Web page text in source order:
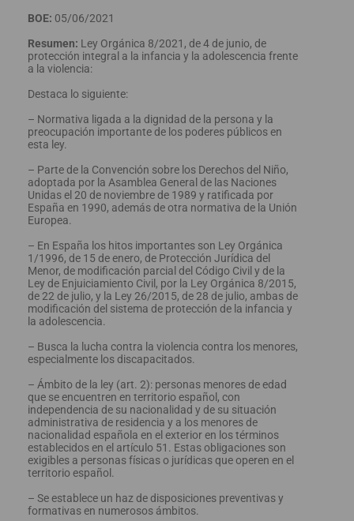
BOE: 05/06/2021
Resumen: Ley Orgánica 8/2021, de 4 de junio, de
protección integral a la infancia y la adolescencia frente
a la violencia:
Destaca lo siguiente:
– Normativa ligada a la dignidad de la persona y la
preocupación importante de los poderes públicos en
esta ley.
– Parte de la Convención sobre los Derechos del Niño,
adoptada por la Asamblea General de las Naciones
Unidas el 20 de noviembre de 1989 y ratificada por
España en 1990, además de otra normativa de la Unión
Europea.
– En España los hitos importantes son Ley Orgánica
1/1996, de 15 de enero, de Protección Jurídica del
Menor, de modificación parcial del Código Civil y de la
Ley de Enjuiciamiento Civil, por la Ley Orgánica 8/2015,
de 22 de julio, y la Ley 26/2015, de 28 de julio, ambas de
modificación del sistema de protección de la infancia y
la adolescencia.
– Busca la lucha contra la violencia contra los menores,
especialmente los discapacitados.
– Ámbito de la ley (art. 2): personas menores de edad
que se encuentren en territorio español, con
independencia de su nacionalidad y de su situación
administrativa de residencia y a los menores de
nacionalidad española en el exterior en los términos
establecidos en el artículo 51. Estas obligaciones son
exigibles a personas físicas o jurídicas que operen en el
territorio español.
– Se establece un haz de disposiciones preventivas y
formativas en numerosos ámbitos.